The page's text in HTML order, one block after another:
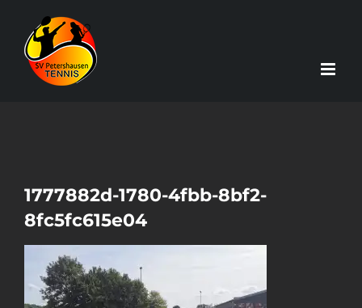
Inhalt
springen
1777882d-1780-4fbb-8bf2-
8fc5fc615e04